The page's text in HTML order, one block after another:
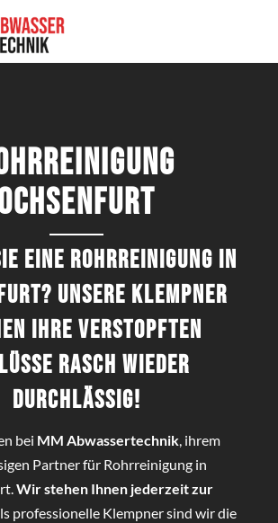
eine Rohrreinigung in
Unsere Klempner
Ihre verstopften
rasch wieder
durchlässig!
bei MM Abwassertechnik, ihrem
Partner für Rohrreinigung in
Wir stehen Ihnen jederzeit zur
professionelle Klempner sind wir die